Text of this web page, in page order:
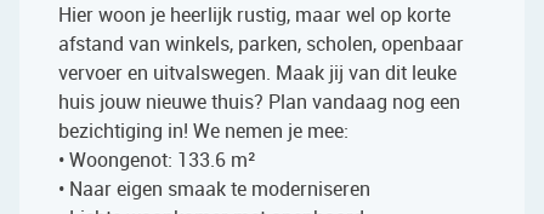
Hier woon je heerlijk rustig, maar wel op korte
afstand van winkels, parken, scholen, openbaar
vervoer en uitvalswegen. Maak jij van dit leuke
huis jouw nieuwe thuis? Plan vandaag nog een
bezichtiging in! We nemen je mee:
• Woongenot: 133.6 m²
• Naar eigen smaak te moderniseren